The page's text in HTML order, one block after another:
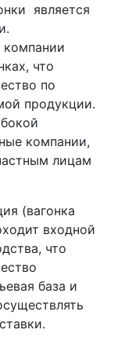
является
что
по
продукции.
компании,
лицам
(вагонка
входной
что
база и